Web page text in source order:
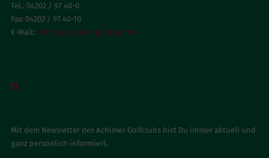
Tel.: 04202 / 97 40-0
Fax: 04202 / 97 40-10
E-Mail: info (at) achimergolfclub.de

Mit dem Newsletter des Achimer Golfclubs bist Du immer aktuell und
ganz persönlich informiert.